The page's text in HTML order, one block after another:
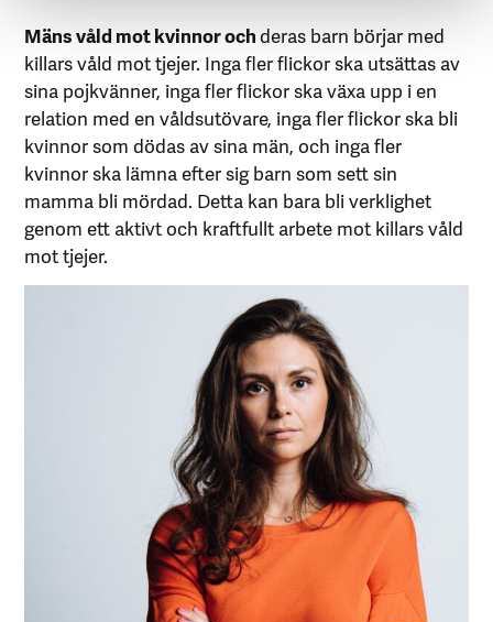
Mäns våld mot kvinnor ochderas barn börjar med
killars våld mot tjejer. Inga fler flickor ska utsättas av
sina pojkvänner, inga fler flickor ska växa upp i en
relation med en våldsutövare, inga fler flickor ska bli
kvinnor som dödas av sina män, och inga fler
kvinnor ska lämna efter sig barn som sett sin
mamma bli mördad. Detta kan bara bli verklighet
genom ett aktivt och kraftfullt arbete mot killars våld
mot tjejer.